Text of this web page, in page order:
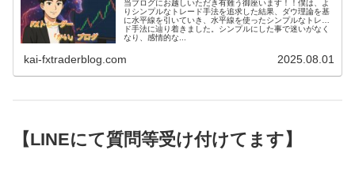
当ブログにお越しいただき有難う御座います！！僕は、よ
りシンプルなトレード手法を追求した結果、ダウ理論を基
に水平線を引いていき、水平線を使ったシンプルなトレー
ド手法に辿り着きました。シンプルにした事で迷いがなく
なり、感情的な...
kai-fxtraderblog.com 2025.08.01
【LINEにて質問等受け付けてます】